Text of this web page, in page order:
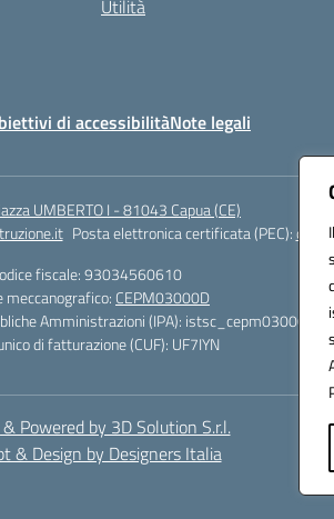
Utilità
di accessibilitàNote legali
UMBERTO I - 81043 Capua (CE)
Posta elettronica certificata (PEC):
fiscale: 93034560610
meccanografico: CEPM03000D
Amministrazioni (IPA): istsc_cepm03000d
di fatturazione (CUF): UF7IYN
Powered by 3D Solution S.r.l.
& Design by Designers Italia